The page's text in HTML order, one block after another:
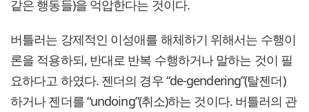
같은 행동들)을 억압한다는 것이다.
버틀러는 강제적인 이성애를 해체하기 위해서는 수행이
론을 적용하되, 반대로 반복 수행하거나 말하는 것이 필
요하다고 하였다. 젠더의 경우 “de-gendering”(탈젠더)
하거나 젠더를 “undoing”(취소)하는 것이다. 버틀러의 관